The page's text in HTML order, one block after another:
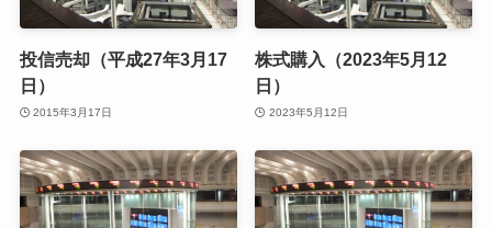
投信売却（平成27年3月17
日）
2015年3月17日
株式購入（2023年5月12
日）
2023年5月12日